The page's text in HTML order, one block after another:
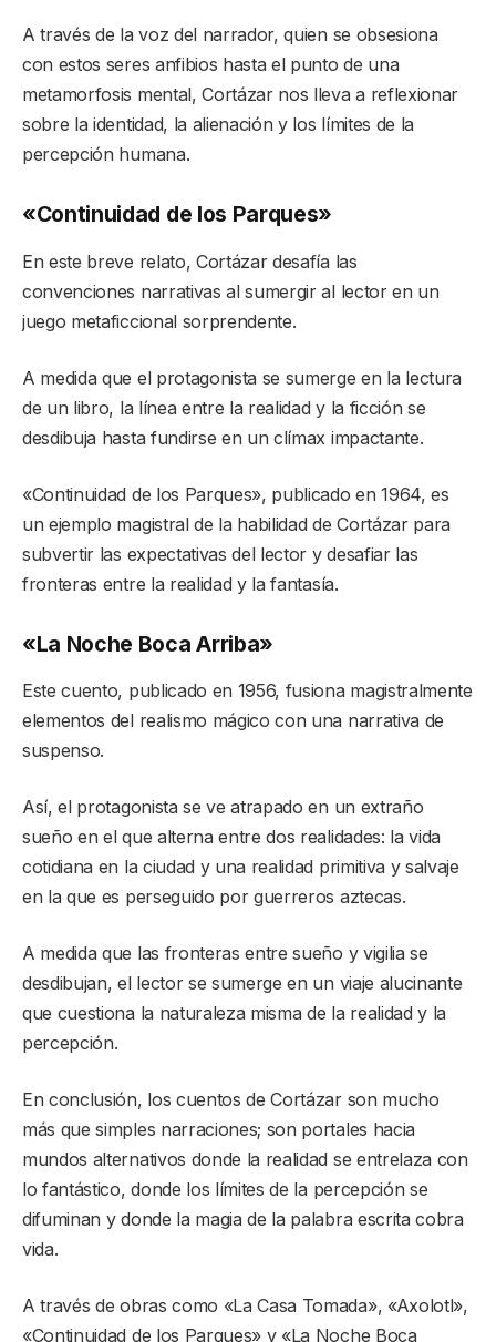
A través de la voz del narrador, quien se obsesiona
con estos seres anfibios hasta el punto de una
metamorfosis mental, Cortázar nos lleva a reflexionar
sobre la identidad, la alienación y los límites de la
percepción humana.
«Continuidad de los Parques»
En este breve relato, Cortázar desafía las
convenciones narrativas al sumergir al lector en un
juego metaficcional sorprendente.
A medida que el protagonista se sumerge en la lectura
de un libro, la línea entre la realidad y la ficción se
desdibuja hasta fundirse en un clímax impactante.
«Continuidad de los Parques», publicado en 1964, es
un ejemplo magistral de la habilidad de Cortázar para
subvertir las expectativas del lector y desafiar las
fronteras entre la realidad y la fantasía.
«La Noche Boca Arriba»
Este cuento, publicado en 1956, fusiona magistralmente
elementos del realismo mágico con una narrativa de
suspenso.
Así, el protagonista se ve atrapado en un extraño
sueño en el que alterna entre dos realidades: la vida
cotidiana en la ciudad y una realidad primitiva y salvaje
en la que es perseguido por guerreros aztecas.
A medida que las fronteras entre sueño y vigilia se
desdibujan, el lector se sumerge en un viaje alucinante
que cuestiona la naturaleza misma de la realidad y la
percepción.
En conclusión, los cuentos de Cortázar son mucho
más que simples narraciones; son portales hacia
mundos alternativos donde la realidad se entrelaza con
lo fantástico, donde los límites de la percepción se
difuminan y donde la magia de la palabra escrita cobra
vida.
A través de obras como «La Casa Tomada», «Axolotl»,
«Continuidad de los Parques» y «La Noche Boca